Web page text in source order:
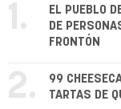
1.
EL PUEBLO
DE
FRONTÓN
2.
99
TARTAS DE